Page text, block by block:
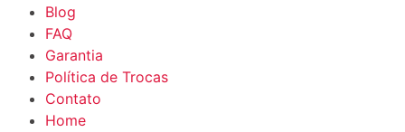
Blog
FAQ
Garantia
Política de Trocas
Contato
Home